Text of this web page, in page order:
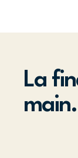
La
main.